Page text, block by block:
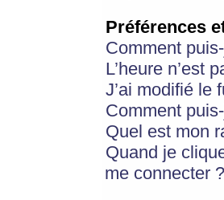
Préférences
Comment
L’heure n’est
J’ai modifié le
Comment
Quel est mon
Quand je
me connecter ?